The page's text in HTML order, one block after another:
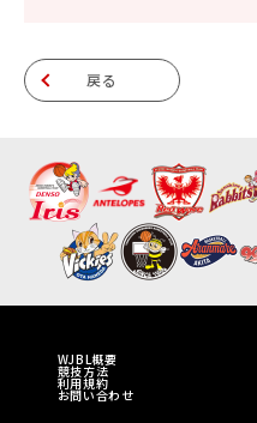
戻る
WJBL概要
競技方法
利用規約
お問い合わせ